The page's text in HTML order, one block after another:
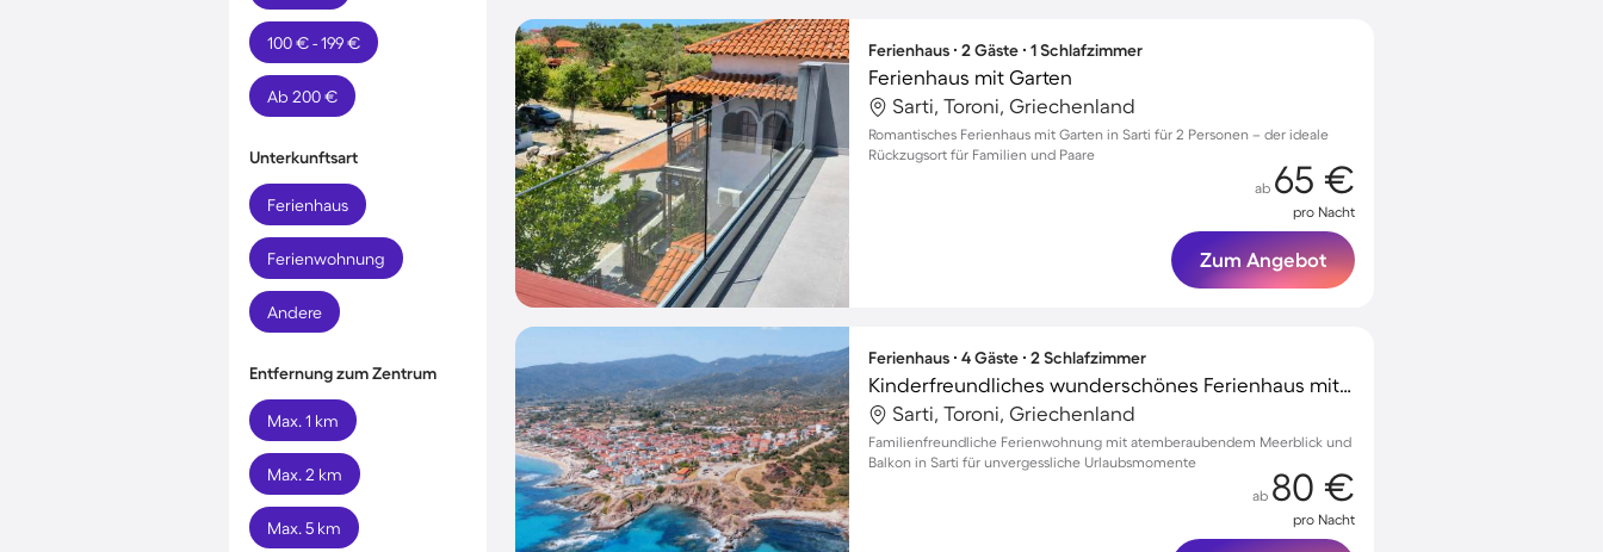
100 € - 199 €
Ab 200 €
Unterkunftsart
Ferienhaus
Ferienwohnung
Andere
Entfernung zum Zentrum
Max. 1 km
Max. 2 km
Max. 5 km
Ferienhaus ∙ 2 Gäste ∙ 1 Schlafzimmer
Ferienhaus mit Garten
Sarti, Toroni, Griechenland
Romantisches Ferienhaus mit Garten in Sarti für 2 Personen – der ideale
Rückzugsort für Familien und Paare
ab 65 €
pro Nacht
Zum Angebot
Ferienhaus ∙ 4 Gäste ∙ 2 Schlafzimmer
Kinderfreundliches wunderschönes Ferienhaus mit Garten | Wasserblick | Strand in der Nähe
Sarti, Toroni, Griechenland
Familienfreundliche Ferienwohnung mit atemberaubendem Meerblick und
Balkon in Sarti für unvergessliche Urlaubsmomente
ab 80 €
pro Nacht